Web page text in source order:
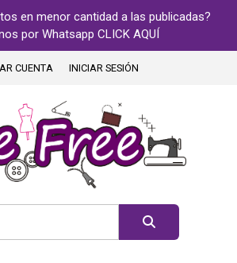
en menor cantidad a las publicadas?
por Whatsapp CLICK AQUÍ
CUENTA INICIAR SESIÓN